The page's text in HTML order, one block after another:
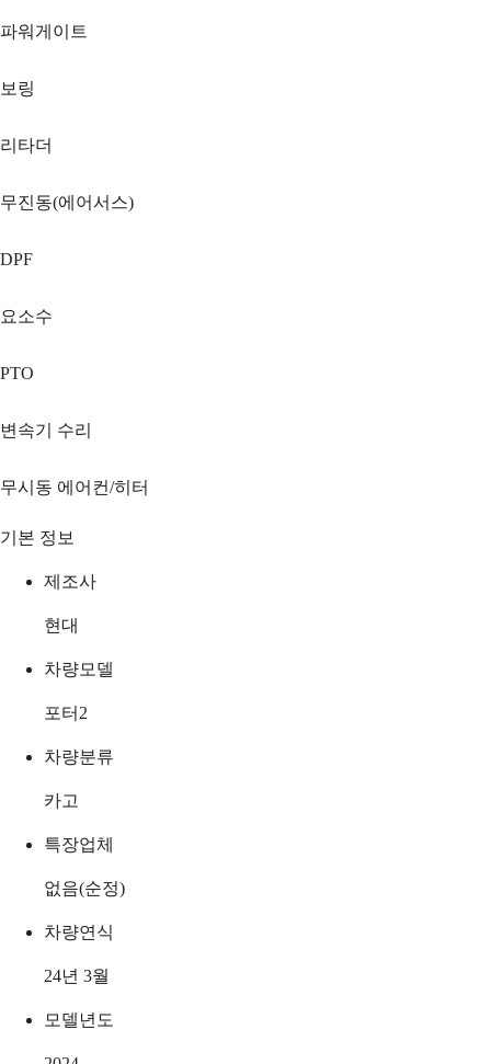
파워게이트
보링
리타더
무진동(에어서스)
DPF
요소수
PTO
변속기 수리
무시동 에어컨/히터
기본 정보
제조사
현대
차량모델
포터2
차량분류
카고
특장업체
없음(순정)
차량연식
24년 3월
모델년도